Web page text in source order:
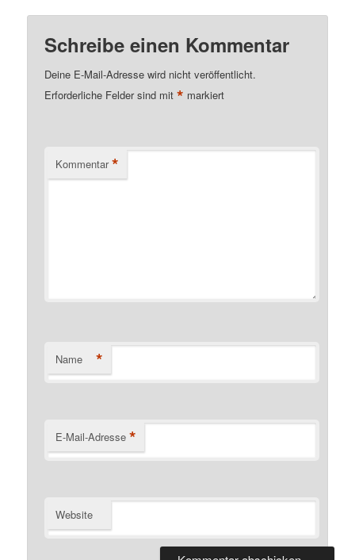
Schreibe einen Kommentar
Deine E-Mail-Adresse wird nicht veröffentlicht.
Erforderliche Felder sind mit* markiert
Kommentar *
Name *
E-Mail-Adresse *
Website